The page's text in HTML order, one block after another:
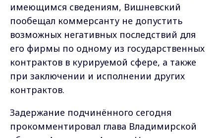
имеющимся сведениям, Вишневский
пообещал коммерсанту не допустить
возможных негативных последствий для
его фирмы по одному из государственных
контрактов в курируемой сфере, а также
при заключении и исполнении других
контрактов.
Задержание подчинённого сегодня
прокомментировал глава Владимирской